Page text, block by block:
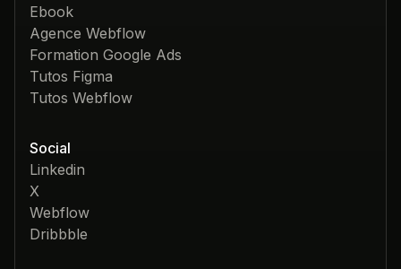
Ebook
Agence Webflow
Formation Google Ads
Tutos Figma
Tutos Webflow
Social
Linkedin
X
Webflow
Dribbble